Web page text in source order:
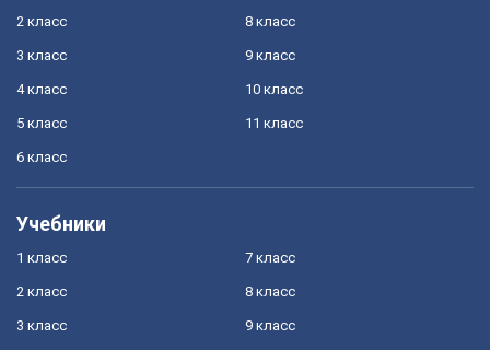
2 класс
3 класс
4 класс
5 класс
6 класс
8 класс
9 класс
10 класс
11 класс
Учебники
1 класс
2 класс
3 класс
7 класс
8 класс
9 класс